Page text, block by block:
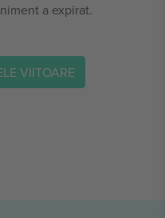
a expirat.
VIITOARE